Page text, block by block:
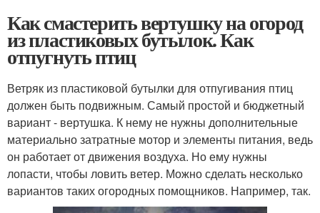
Как смастерить вертушку на огород
из пластиковых бутылок. Как
отпугнуть птиц
Ветряк из пластиковой бутылки для отпугивания птиц
должен быть подвижным. Самый простой и бюджетный
вариант - вертушка. К нему не нужны дополнительные
материально затратные мотор и элементы питания, ведь
он работает от движения воздуха. Но ему нужны
лопасти, чтобы ловить ветер. Можно сделать несколько
вариантов таких огородных помощников. Например, так.